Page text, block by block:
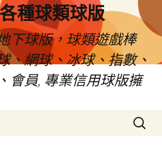
種球類球版
下球版，球類遊戲棒
、網球、冰球、指數、
會員, 專業信用球版擁
搜
尋